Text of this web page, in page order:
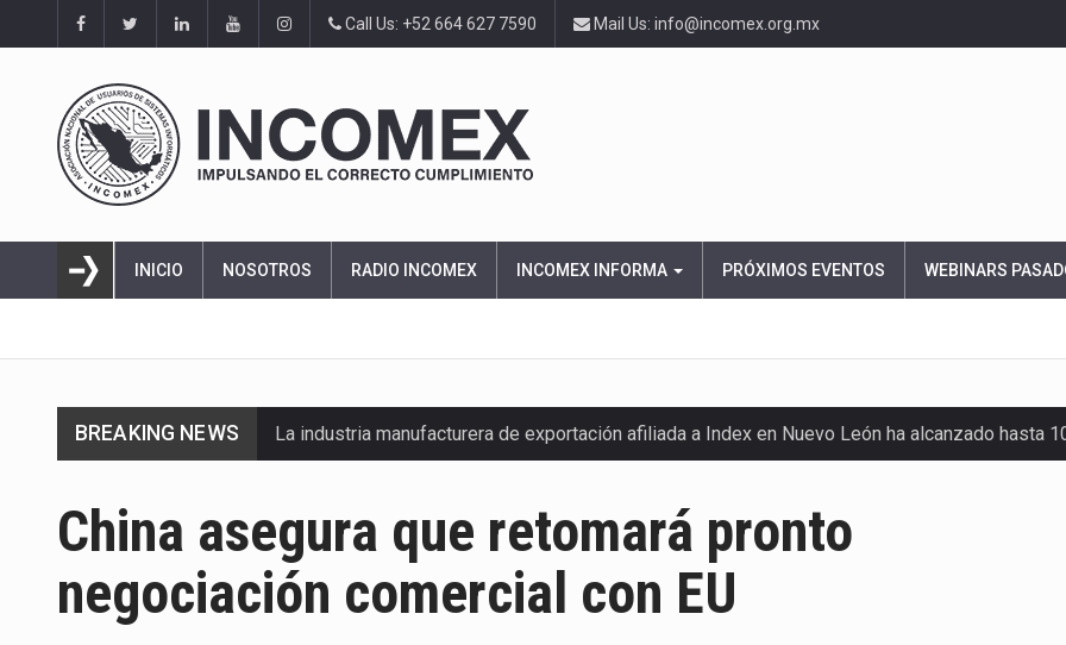
Call Us: +52 664 627 7590 Mail Us: info@incomex.org.mx
INICIO NOSOTROS RADIO INCOMEX INCOMEX INFORMA PRÓXIMOS EVENTOS WEBINARS
BREAKING NEWS La industria manufacturera de exportación afiliada a Index en Nuevo León ha alcanzado hasta
El superávit comercial de México con Estados Unidos alcanzó 102,581 millones de dólares
El Tribunal Federal de Justicia Administrativa (TFJA), a través de su Segunda Sala Regional en…
China asegura que retomará pronto
negociación comercial con EU